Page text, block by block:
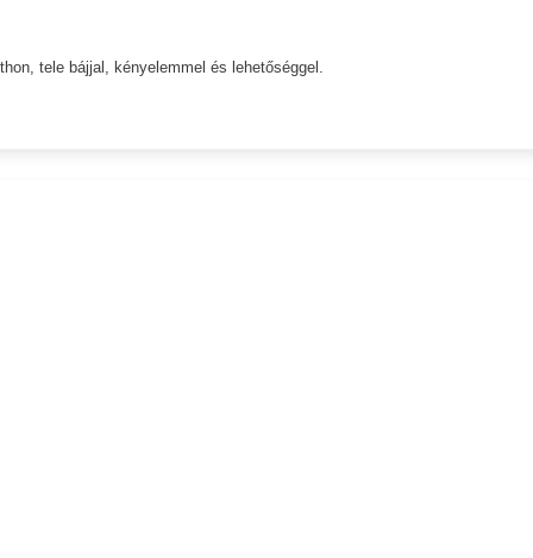
tele bájjal, kényelemmel és lehetőséggel.